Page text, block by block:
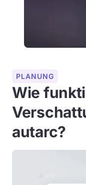
PLANUNG
Wie
autarc?